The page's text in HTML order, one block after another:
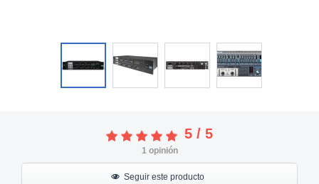
5 / 5
1opinión
Seguir este producto